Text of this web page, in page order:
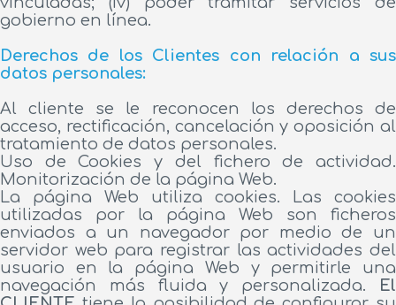
gobierno en línea.
Derechos de los Clientes con relación a sus
datos personales:
Al cliente se le reconocen los derechos de
acceso, rectificación, cancelación y oposición al
tratamiento de datos personales.
Uso de Cookies y del fichero de actividad.
Monitorización de la página Web.
La página Web utiliza cookies. Las cookies
utilizadas por la página Web son ficheros
enviados a un navegador por medio de un
servidor web para registrar las actividades del
usuario en la página Web y permitirle una
navegación más fluida y personalizada. El